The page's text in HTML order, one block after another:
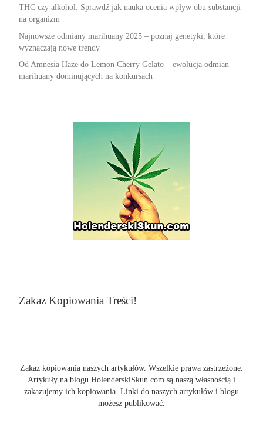
THC czy alkohol: Sprawdź jak nauka ocenia wpływ obu substancji
na organizm
Najnowsze odmiany marihuany 2025 – poznaj genetyki, które
wyznaczają nowe trendy
Od Amnesia Haze do Lemon Cherry Gelato – ewolucja odmian
marihuany dominujących na konkursach
Zakaz Kopiowania Treści!
Zakaz kopiowania naszych artykułów. Wszelkie prawa zastrzeżone.
Artykuły na blogu HolenderskiSkun.com są naszą własnością i
zakazujemy ich kopiowania. Linki do naszych artykułów i blogu
możesz publikować.